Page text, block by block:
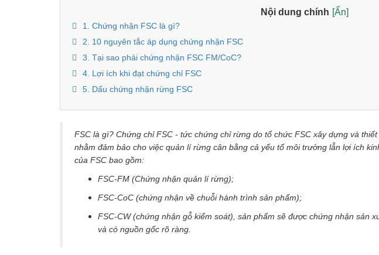
Nội dung chính [Ẩn]
1. Chứng nhận FSC là gì?
2. 10 nguyên tắc áp dụng chứng nhận FSC
3. Tại sao phải chứng nhận FSC FM/CoC?
4. Lợi ích khi đạt chứng chỉ FSC
5. Dấu chứng nhận rừng FSC
FSC là gì? Chứng chỉ FSC - tức chứng chỉ rừng do tổ chức FSC xây dựng và
nhằm đảm bảo cho việc quản lí rừng cân bằng cả yếu tố môi trường lẫn lợi ích
của FSC bao gồm:
FSC-FM (Chứng nhận quản lí rừng);
FSC-CoC (chứng nhận về chuỗi hành trình sản phẩm);
FSC-CW (chứng nhận gỗ kiểm soát), sản phẩm sẽ được chứng nhận sản
và có nguồn gốc rõ ràng.